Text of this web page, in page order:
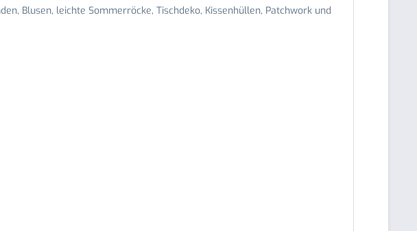
Blusen, leichte Sommerröcke, Tischdeko, Kissenhüllen, Patchwork und